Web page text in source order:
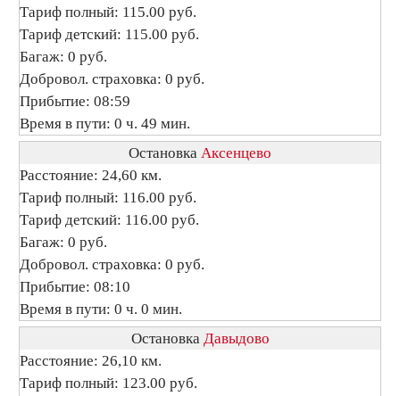
Тариф полный: 115.00 руб.
Тариф детский: 115.00 руб.
Багаж: 0 руб.
Добровол. страховка: 0 руб.
Прибытие: 08:59
Время в пути: 0 ч. 49 мин.
Остановка Аксенцево
Расстояние: 24,60 км.
Тариф полный: 116.00 руб.
Тариф детский: 116.00 руб.
Багаж: 0 руб.
Добровол. страховка: 0 руб.
Прибытие: 08:10
Время в пути: 0 ч. 0 мин.
Остановка Давыдово
Расстояние: 26,10 км.
Тариф полный: 123.00 руб.